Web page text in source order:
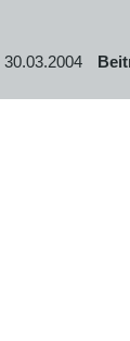
30.03.2004